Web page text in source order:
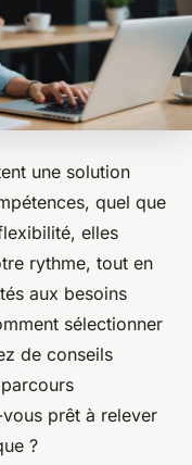
une solution
quel que
elles
rythme, tout en
aux besoins
sélectionner
de conseils
prêt à relever
?